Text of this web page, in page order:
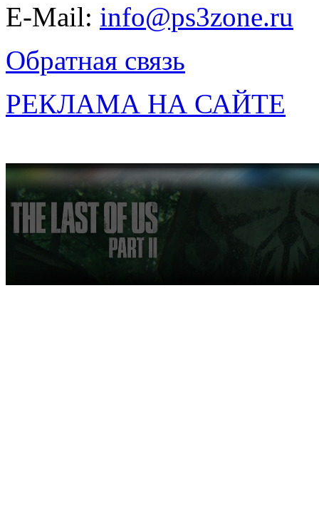
E-Mail: info@ps3zone.ru
Обратная связь
РЕКЛАМА НА САЙТЕ